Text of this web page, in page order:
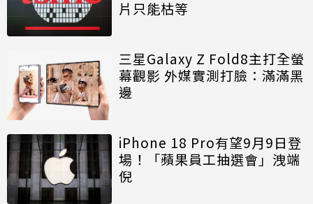
片只能枯等
三星Galaxy Z Fold8主打全螢
幕觀影 外媒實測打臉：滿滿黑
邊
iPhone 18 Pro有望9月9日登
場！「蘋果員工抽選會」洩端
倪